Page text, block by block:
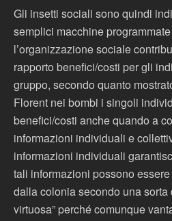
Gli insetti sociali sono quindi
semplici macchine
l’organizzazione sociale
rapporto benefici/costi per gli
gruppo, secondo quanto
Florent nei bombi i singoli
benefici/costi anche quando a
informazioni individuali e
informazioni individuali
tali informazioni possono
dalla colonia secondo una sorta
virtuosa” perché comunque